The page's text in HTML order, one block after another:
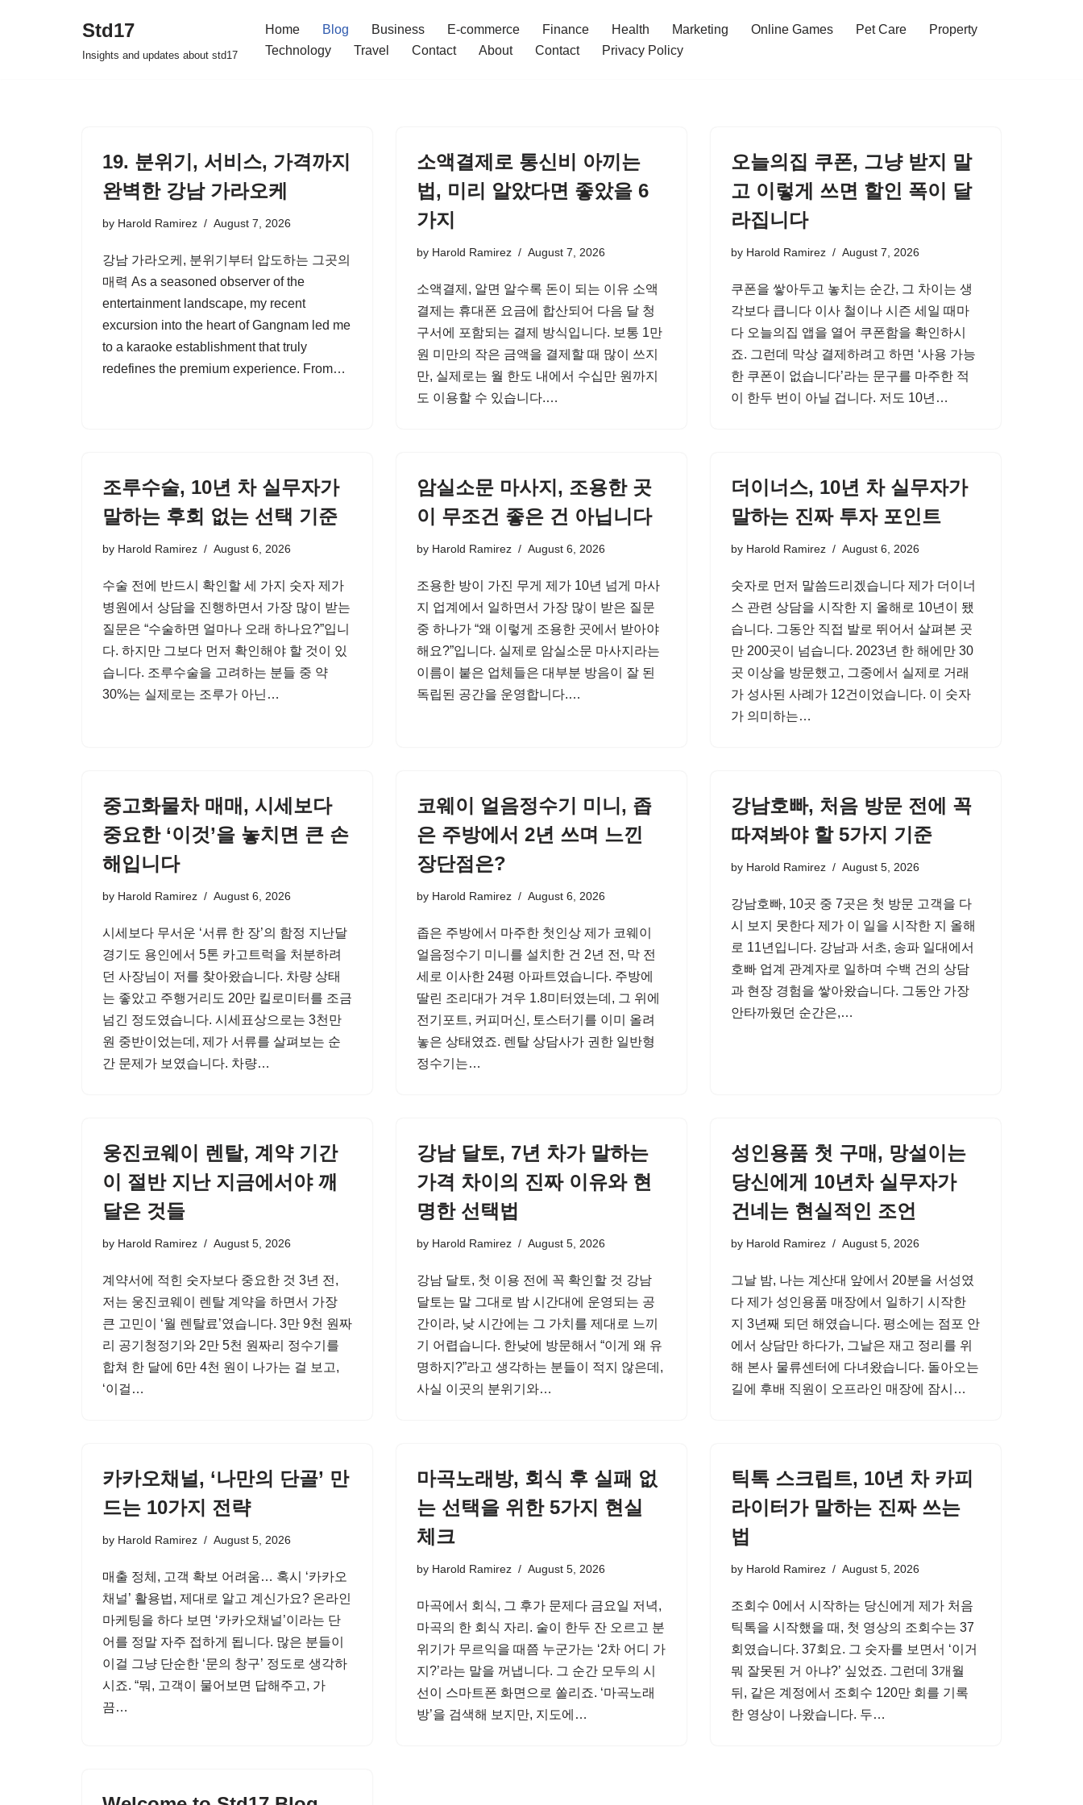
Std17
Insights and updates about std17
Home Blog Business E-commerce Finance Health Marketing Online Games Pet Care
Property
Technology
Travel Contact About Contact Privacy Policy
19. 분위기, 서비스, 가격까지
완벽한 강남 가라오케
by Harold Ramirez August 7, 2026
강남 가라오케, 분위기부터 압도하는 그곳의
매력 As a seasoned observer of the
entertainment landscape, my recent
excursion into the heart of Gangnam led me
to a karaoke establishment that truly
redefines the premium experience. From…
소액결제로 통신비 아끼는
법, 미리 알았다면 좋았을 6
가지
by Harold Ramirez August 7, 2026
소액결제, 알면 알수록 돈이 되는 이유 소액
결제는 휴대폰 요금에 합산되어 다음 달 청
구서에 포함되는 결제 방식입니다. 보통 1만
원 미만의 작은 금액을 결제할 때 많이 쓰지
만, 실제로는 월 한도 내에서 수십만 원까지
도 이용할 수 있습니다.…
오늘의집 쿠폰, 그냥 받지 말
고 이렇게 쓰면 할인 폭이 달
라집니다
by Harold Ramirez August 7, 2026
쿠폰을 쌓아두고 놓치는 순간, 그 차이는 생
각보다 큽니다 이사 철이나 시즌 세일 때마
다 오늘의집 앱을 열어 쿠폰함을 확인하시
죠. 그런데 막상 결제하려고 하면 ‘사용 가능
한 쿠폰이 없습니다’라는 문구를 마주한 적
이 한두 번이 아닐 겁니다. 저도 10년…
조루수술, 10년 차 실무자가
말하는 후회 없는 선택 기준
by Harold Ramirez August 6, 2026
수술 전에 반드시 확인할 세 가지 숫자 제가
병원에서 상담을 진행하면서 가장 많이 받는
질문은 “수술하면 얼마나 오래 하나요?”입니
다. 하지만 그보다 먼저 확인해야 할 것이 있
습니다. 조루수술을 고려하는 분들 중 약
30%는 실제로는 조루가 아닌…
암실소문 마사지, 조용한 곳
이 무조건 좋은 건 아닙니다
by Harold Ramirez August 6, 2026
조용한 방이 가진 무게 제가 10년 넘게 마사
지 업계에서 일하면서 가장 많이 받은 질문
중 하나가 “왜 이렇게 조용한 곳에서 받아야
해요?”입니다. 실제로 암실소문 마사지라는
이름이 붙은 업체들은 대부분 방음이 잘 된
독립된 공간을 운영합니다.…
더이너스, 10년 차 실무자가
말하는 진짜 투자 포인트
by Harold Ramirez August 6, 2026
숫자로 먼저 말씀드리겠습니다 제가 더이너
스 관련 상담을 시작한 지 올해로 10년이 됐
습니다. 그동안 직접 발로 뛰어서 살펴본 곳
만 200곳이 넘습니다. 2023년 한 해에만 30
곳 이상을 방문했고, 그중에서 실제로 거래
가 성사된 사례가 12건이었습니다. 이 숫자
가 의미하는…
중고화물차 매매, 시세보다
중요한 ‘이것’을 놓치면 큰 손
해입니다
by Harold Ramirez August 6, 2026
시세보다 무서운 ‘서류 한 장’의 함정 지난달
경기도 용인에서 5톤 카고트럭을 처분하려
던 사장님이 저를 찾아왔습니다. 차량 상태
는 좋았고 주행거리도 20만 킬로미터를 조금
넘긴 정도였습니다. 시세표상으로는 3천만
원 중반이었는데, 제가 서류를 살펴보는 순
간 문제가 보였습니다. 차량…
코웨이 얼음정수기 미니, 좁
은 주방에서 2년 쓰며 느낀
장단점은?
by Harold Ramirez August 6, 2026
좁은 주방에서 마주한 첫인상 제가 코웨이
얼음정수기 미니를 설치한 건 2년 전, 막 전
세로 이사한 24평 아파트였습니다. 주방에
딸린 조리대가 겨우 1.8미터였는데, 그 위에
전기포트, 커피머신, 토스터기를 이미 올려
놓은 상태였죠. 렌탈 상담사가 권한 일반형
정수기는…
강남호빠, 처음 방문 전에 꼭
따져봐야 할 5가지 기준
by Harold Ramirez August 5, 2026
강남호빠, 10곳 중 7곳은 첫 방문 고객을 다
시 보지 못한다 제가 이 일을 시작한 지 올해
로 11년입니다. 강남과 서초, 송파 일대에서
호빠 업계 관계자로 일하며 수백 건의 상담
과 현장 경험을 쌓아왔습니다. 그동안 가장
안타까웠던 순간은,…
웅진코웨이 렌탈, 계약 기간
이 절반 지난 지금에서야 깨
달은 것들
by Harold Ramirez August 5, 2026
계약서에 적힌 숫자보다 중요한 것 3년 전,
저는 웅진코웨이 렌탈 계약을 하면서 가장
큰 고민이 ‘월 렌탈료’였습니다. 3만 9천 원짜
리 공기청정기와 2만 5천 원짜리 정수기를
합쳐 한 달에 6만 4천 원이 나가는 걸 보고,
‘이걸…
강남 달토, 7년 차가 말하는
가격 차이의 진짜 이유와 현
명한 선택법
by Harold Ramirez August 5, 2026
강남 달토, 첫 이용 전에 꼭 확인할 것 강남
달토는 말 그대로 밤 시간대에 운영되는 공
간이라, 낮 시간에는 그 가치를 제대로 느끼
기 어렵습니다. 한낮에 방문해서 “이게 왜 유
명하지?”라고 생각하는 분들이 적지 않은데,
사실 이곳의 분위기와…
성인용품 첫 구매, 망설이는
당신에게 10년차 실무자가
건네는 현실적인 조언
by Harold Ramirez August 5, 2026
그날 밤, 나는 계산대 앞에서 20분을 서성였
다 제가 성인용품 매장에서 일하기 시작한
지 3년째 되던 해였습니다. 평소에는 점포 안
에서 상담만 하다가, 그날은 재고 정리를 위
해 본사 물류센터에 다녀왔습니다. 돌아오는
길에 후배 직원이 오프라인 매장에 잠시…
카카오채널, ‘나만의 단골’ 만
드는 10가지 전략
by Harold Ramirez August 5, 2026
매출 정체, 고객 확보 어려움… 혹시 ‘카카오
채널’ 활용법, 제대로 알고 계신가요? 온라인
마케팅을 하다 보면 ‘카카오채널’이라는 단
어를 정말 자주 접하게 됩니다. 많은 분들이
이걸 그냥 단순한 ‘문의 창구’ 정도로 생각하
시죠. “뭐, 고객이 물어보면 답해주고, 가
끔…
마곡노래방, 회식 후 실패 없
는 선택을 위한 5가지 현실
체크
by Harold Ramirez August 5, 2026
마곡에서 회식, 그 후가 문제다 금요일 저녁,
마곡의 한 회식 자리. 술이 한두 잔 오르고 분
위기가 무르익을 때쯤 누군가는 ‘2차 어디 가
지?’라는 말을 꺼냅니다. 그 순간 모두의 시
선이 스마트폰 화면으로 쏠리죠. ‘마곡노래
방’을 검색해 보지만, 지도에…
틱톡 스크립트, 10년 차 카피
라이터가 말하는 진짜 쓰는
법
by Harold Ramirez August 5, 2026
조회수 0에서 시작하는 당신에게 제가 처음
틱톡을 시작했을 때, 첫 영상의 조회수는 37
회였습니다. 37회요. 그 숫자를 보면서 ‘이거
뭐 잘못된 거 아냐?’ 싶었죠. 그런데 3개월
뒤, 같은 계정에서 조회수 120만 회를 기록
한 영상이 나왔습니다. 두…